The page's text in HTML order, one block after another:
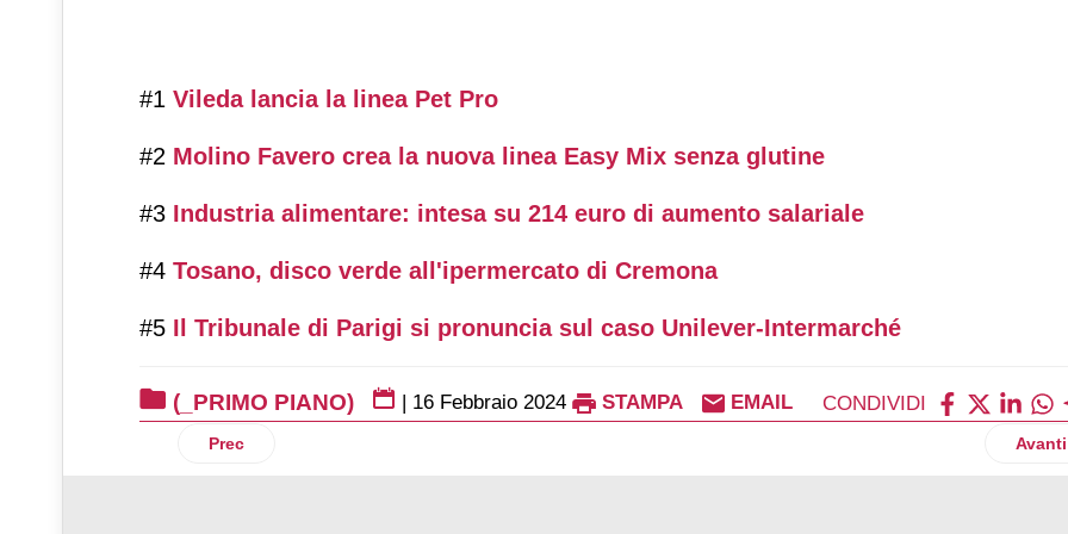
#1 Vileda lancia la linea Pet Pro
#2 Molino Favero crea la nuova linea Easy Mix senza glutine
#3 Industria alimentare: intesa su 214 euro di aumento salariale
#4 Tosano, disco verde all'ipermercato di Cremona
#5 Il Tribunale di Parigi si pronuncia sul caso Unilever-Intermarché
(_PRIMO PIANO) | 16 Febbraio 2024 STAMPA EMAIL CONDIVIDI
Articolo precedente: Nel 2023 il biologico riprende quota nonostante l'inflazione
Prec Avanti